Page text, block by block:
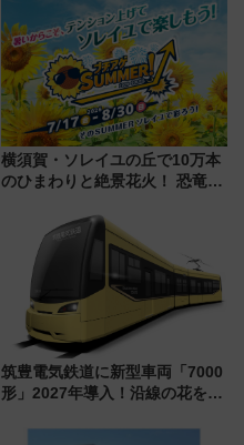
客室」や海鮮丼が人気の朝食ビ
ュッフェを現地レポ
横須賀・ソレイユの丘で10万本
のひまわりと絶景花火！ 恐竜や
帰りお出かけ最新情報（2026年
7月17日～開催）
筑豊電気鉄道に新型車両「7000
形」2027年導入！沿線の花をイ